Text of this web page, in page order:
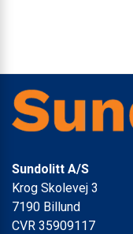
Sundolitt A/S
Krog Skolevej 3
7190 Billund
CVR 35909117